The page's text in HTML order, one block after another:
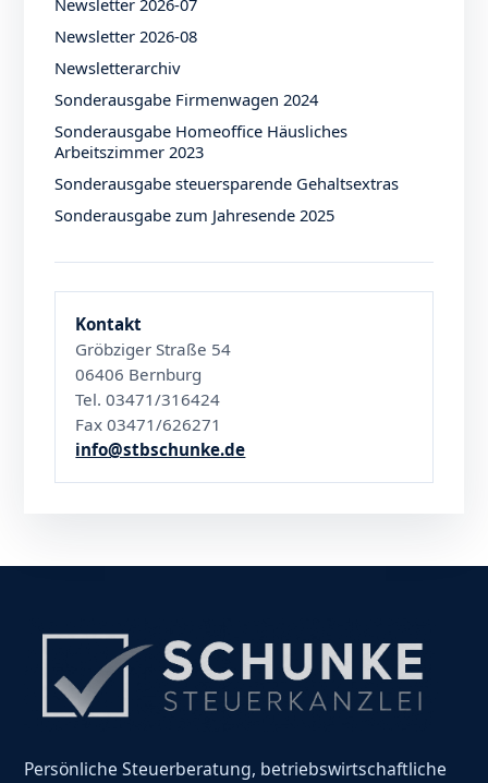
Newsletter 2026-07
Newsletter 2026-08
Newsletterarchiv
Sonderausgabe Firmenwagen 2024
Sonderausgabe Homeoffice Häusliches
Arbeitszimmer 2023
Sonderausgabe steuersparende Gehaltsextras
Sonderausgabe zum Jahresende 2025
Kontakt
Gröbziger Straße 54
06406 Bernburg
Tel. 03471/316424
Fax 03471/626271
info@stbschunke.de
Persönliche Steuerberatung, betriebswirtschaftliche